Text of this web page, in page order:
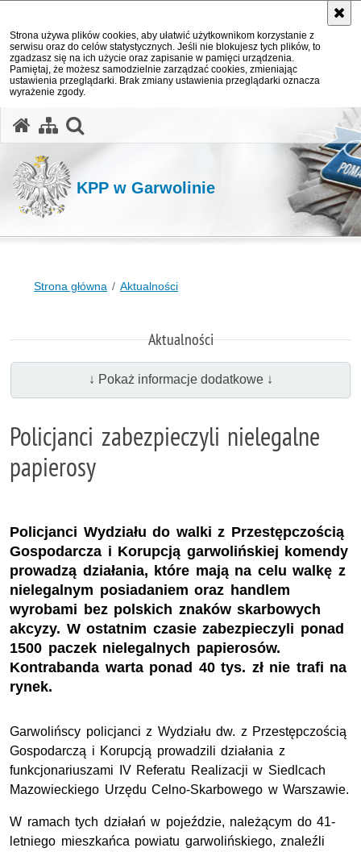
Strona używa plików cookies, aby ułatwić użytkownikom korzystanie z
serwisu oraz do celów statystycznych. Jeśli nie blokujesz tych plików, to
zgadzasz się na ich użycie oraz zapisanie w pamięci urządzenia.
Pamiętaj, że możesz samodzielnie zarządzać cookies, zmieniając
ustawienia przeglądarki. Brak zmiany ustawienia przeglądarki oznacza
wyrażenie zgody.
KPP w Garwolinie
Strona główna Aktualności
Aktualności
↓ Pokaż informacje dodatkowe ↓
Policjanci zabezpieczyli nielegalne
papierosy
Policjanci Wydziału do walki z Przestępczością
Gospodarcza i Korupcją garwolińskiej komendy
prowadzą działania, które mają na celu walkę z
nielegalnym posiadaniem oraz handlem
wyrobami bez polskich znaków skarbowych
akcyzy. W ostatnim czasie zabezpieczyli ponad
1500 paczek nielegalnych papierosów.
Kontrabanda warta ponad 40 tys. zł nie trafi na
rynek.
Garwolińscy policjanci z Wydziału dw. z Przestępczością
Gospodarczą i Korupcją prowadzili działania z
funkcjonariuszami IV Referatu Realizacji w Siedlcach
Mazowieckiego Urzędu Celno-Skarbowego w Warszawie.
W ramach tych działań w pojeździe, należącym do 41-
letniego mieszkańca powiatu garwolińskiego, znaleźli